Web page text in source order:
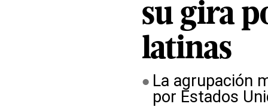
su gira
latinas
La agrupación
por Estados